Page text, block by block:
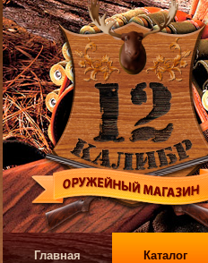
Главная Каталог